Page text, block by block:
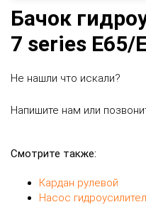
Бачок
7 series E65/
Не нашли что искали?
Напишите нам или
Смотрите также:
Кардан рулевой
Насос